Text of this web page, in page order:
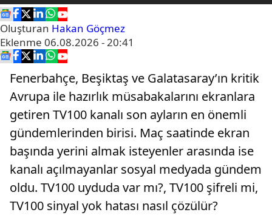
Oluşturan Hakan Göçmez
Eklenme 06.08.2026 - 20:41
Fenerbahçe, Beşiktaş ve Galatasaray’ın kritik
Avrupa ile hazırlık müsabakalarını ekranlara
getiren TV100 kanalı son ayların en önemli
gündemlerinden birisi. Maç saatinde ekran
başında yerini almak isteyenler arasında ise
kanalı açılmayanlar sosyal medyada gündem
oldu. TV100 uyduda var mı?, TV100 şifreli mi,
TV100 sinyal yok hatası nasıl çözülür?